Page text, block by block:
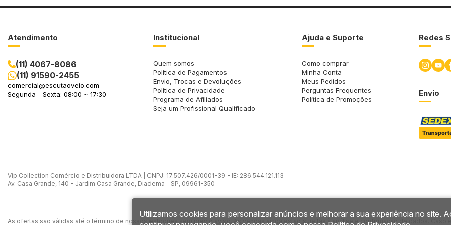
Atendimento
(11) 4067-8086
(11) 91590-2455
comercial@escutaoveio.com
Segunda - Sexta: 08:00 ~ 17:30
Institucional
Quem somos
Política de Pagamentos
Envio, Trocas e Devoluções
Política de Privacidade
Programa de Afiliados
Seja um Profissional Qualificado
Ajuda e Suporte
Como comprar
Minha Conta
Meus Pedidos
Perguntas Frequentes
Política de Promoções
Redes
Envio
Vip Collection Comércio e Distribuidora LTDA | CNPJ: 17.507.426/0001-39 - IE: 286.544.121.113
Av. Casa Grande, 140 - Jardim Casa Grande, Diadema - SP, 09961-350
As ofertas são válidas até o término de nossos estoques sem prévio aviso. As vendas ainda estão sujeitas à análise e confirmação de dados. Caso
Utilizamos cookies para personalizar anúncios e melhorar a sua experiência no site.